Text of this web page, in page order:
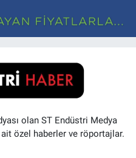
olan ST Endüstri Medya
özel haberler ve röportajlar.